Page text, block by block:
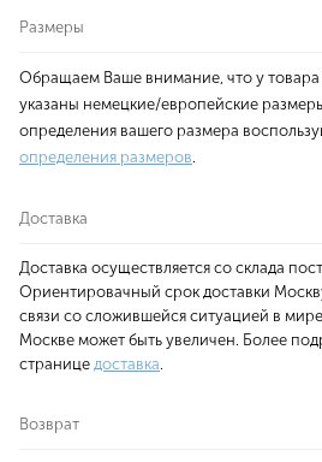
Размеры
Обращаем Ваше внимание, что у товара
указаны немецкие/европейские
определения вашего размера
определения размеров.
Доставка
Доставка осуществляется со склада
Ориентировачный срок доставки
связи со сложившейся ситуацией в
Москве может быть увеличен. Более
странице доставка.
Возврат